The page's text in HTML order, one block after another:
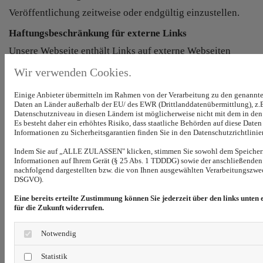
Veröffentlichung zeitweise oder endgültig einzustellen.
Haftungsbeschränkung für externe Links
Unsere Webseite enthält Links auf externe Webseiten
Dritter. Auf die Inhalte dieser direkt oder indirekt
können wir für die „externen Links“ auch keine Gewähr
auf Richtigkeit der Inhalte übernehmen. Für die Inhalte der
externen Links sind die jeweilige Anbieter oder Betreiber
(Urheber) der Seiten verantwortlich.
Die externen Links wurden zum Zeitpunkt der Linksetzung
auf eventuelle Rechtsverstöße überprüft und waren im
Zeitpunkt der Linksetzung frei von rechtswidrigen
Inhalten. Eine ständige inhaltliche Überprüfung der
externen Links ist ohne konkrete Anhaltspunkte einer
Wir verwenden Cookies.
Einige Anbieter übermitteln im Rahmen von der Verarbeitung zu den
Daten an Länder außerhalb der EU/ des EWR (Drittlanddatenübermittlung),
Datenschutzniveau in diesen Ländern ist möglicherweise nicht mit dem in
Es besteht daher ein erhöhtes Risiko, dass staatliche Behörden auf diese
Informationen zu Sicherheitsgarantien finden Sie in den
Indem Sie auf „ALLE ZULASSEN" klicken, stimmen Sie sowohl dem
Informationen auf Ihrem Gerät (§ 25 Abs. 1 TDDDG) sowie der
nachfolgend dargestellten bzw. die von Ihnen ausgewählten
DSGVO).
Eine bereits erteilte Zustimmung können Sie jederzeit über den links unten
für die Zukunft widerrufen.
Notwendig
Statistik